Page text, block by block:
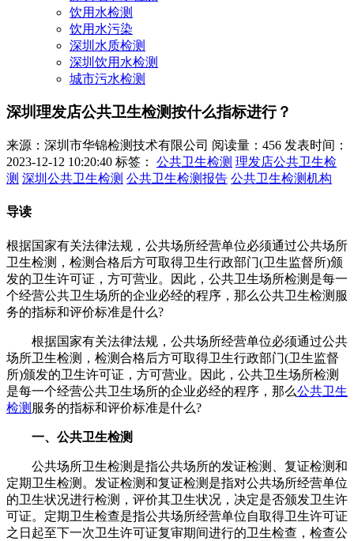
饮用水检测
饮用水污染
深圳水质检测
深圳饮用水检测
城市污水检测
深圳理发店公共卫生检测按什么指标进行？
来源：深圳市华锦检测技术有限公司 阅读量：456 发表时间：
2023-12-12 10:20:40 标签： 公共卫生检测 理发店公共卫生检
测 深圳公共卫生检测 公共卫生检测报告 公共卫生检测机构
导读
根据国家有关法律法规，公共场所经营单位必须通过公共场所
卫生检测，检测合格后方可取得卫生行政部门(卫生监督所)颁
发的卫生许可证，方可营业。因此，公共卫生场所检测是每一
个经营公共卫生场所的企业必经的程序，那么公共卫生检测​服
务的指标和评价标准是什么?
根据国家有关法律法规，公共场所经营单位必须通过公共
场所卫生检测，检测合格后方可取得卫生行政部门(卫生监督
所)颁发的卫生许可证，方可营业。因此，公共卫生场所检测
是每一个经营公共卫生场所的企业必经的程序，那么公共卫生
检测 服务的指标和评价标准是什么?
一、公共卫生检测
公共场所卫生检测是指公共场所的发证检测、复证检测和
定期卫生检测。发证检测和复证检测是指对公共场所经营单位
的卫生状况进行检测，评价其卫生状况，决定是否颁发卫生许
可证。定期卫生检查是指公共场所经营单位自取得卫生许可证
之日起至下一次卫生许可证复审期间进行的卫生检查，检查公